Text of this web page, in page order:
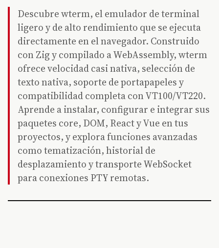
Descubre wterm, el emulador de terminal
ligero y de alto rendimiento que se ejecuta
directamente en el navegador. Construido
con Zig y compilado a WebAssembly, wterm
ofrece velocidad casi nativa, selección de
texto nativa, soporte de portapapeles y
compatibilidad completa con VT100/VT220.
Aprende a instalar, configurar e integrar sus
paquetes core, DOM, React y Vue en tus
proyectos, y explora funciones avanzadas
como tematización, historial de
desplazamiento y transporte WebSocket
para conexiones PTY remotas.